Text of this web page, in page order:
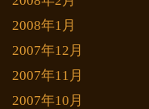
2008年1月
2007年12月
2007年11月
2007年10月